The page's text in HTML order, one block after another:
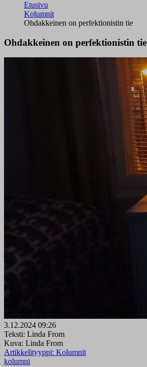
Etusivu
Kolumnit
Ohdakkeinen on perfektionistin tie
Ohdakkeinen on perfektionistin tie
3.12.2024 09:26
Teksti: Linda From
Kuva: Linda From
Artikkelityyppi: Kolumnit
kolumni